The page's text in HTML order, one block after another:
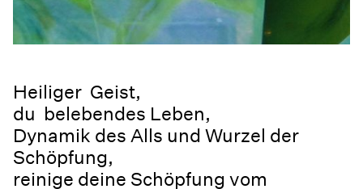
Heiliger Geist,
du belebendes Leben,
Dynamik des Alls und Wurzel der
Schöpfung,
reinige deine Schöpfung vom